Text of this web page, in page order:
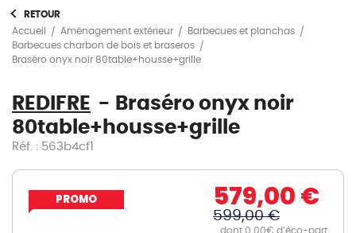
RETOUR
Accueil
Aménagement extérieur
Barbecues et planchas
Barbecues charbon de bois et braseros
Braséro onyx noir 80table+housse+grille
REDIFRE
Braséro onyx noir
80table+housse+grille
Réf. : 563b4cf1
PROMO 579,00 €
599,00 €
dont 0.00€ d’éco-part